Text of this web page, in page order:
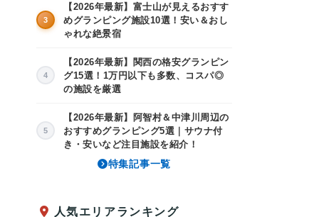
3
【2026年最新】富士山が見えるおすす
めグランピング施設10選！安い＆おし
ゃれな絶景宿
4
【2026年最新】関西の格安グランピン
グ15選！1万円以下も多数、コスパ◎
の施設を厳選
5
【2026年最新】阿智村＆中津川周辺の
おすすめグランピング5選｜サウナ付
き・安いなど注目施設を紹介！
特集記事一覧
人気エリアランキング